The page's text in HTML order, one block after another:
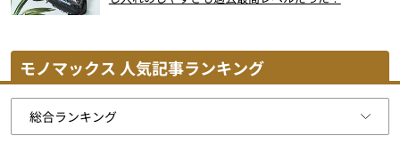
モノマックス 人気記事ランキング